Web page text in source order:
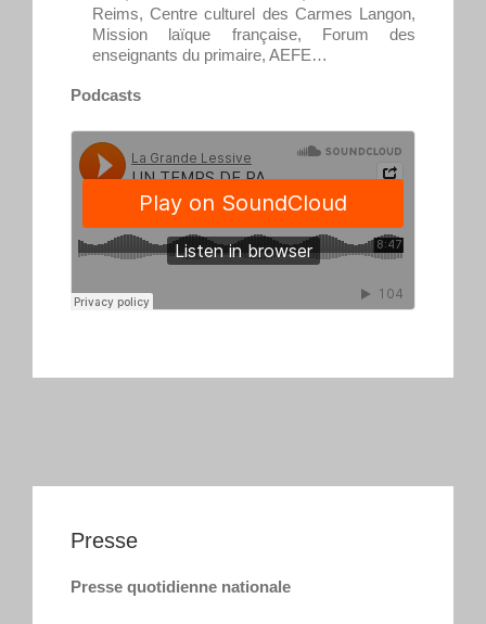
Reims, Centre culturel des Carmes Langon,
Mission laïque française, Forum des
enseignants du primaire, AEFE…
Podcasts
Presse
Presse quotidienne nationale